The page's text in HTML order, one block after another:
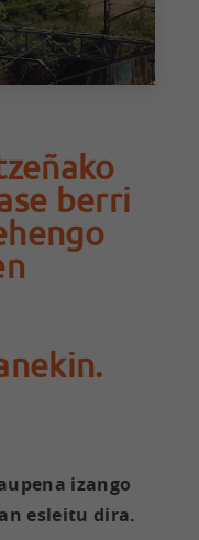
berri
izango
esleitu dira.